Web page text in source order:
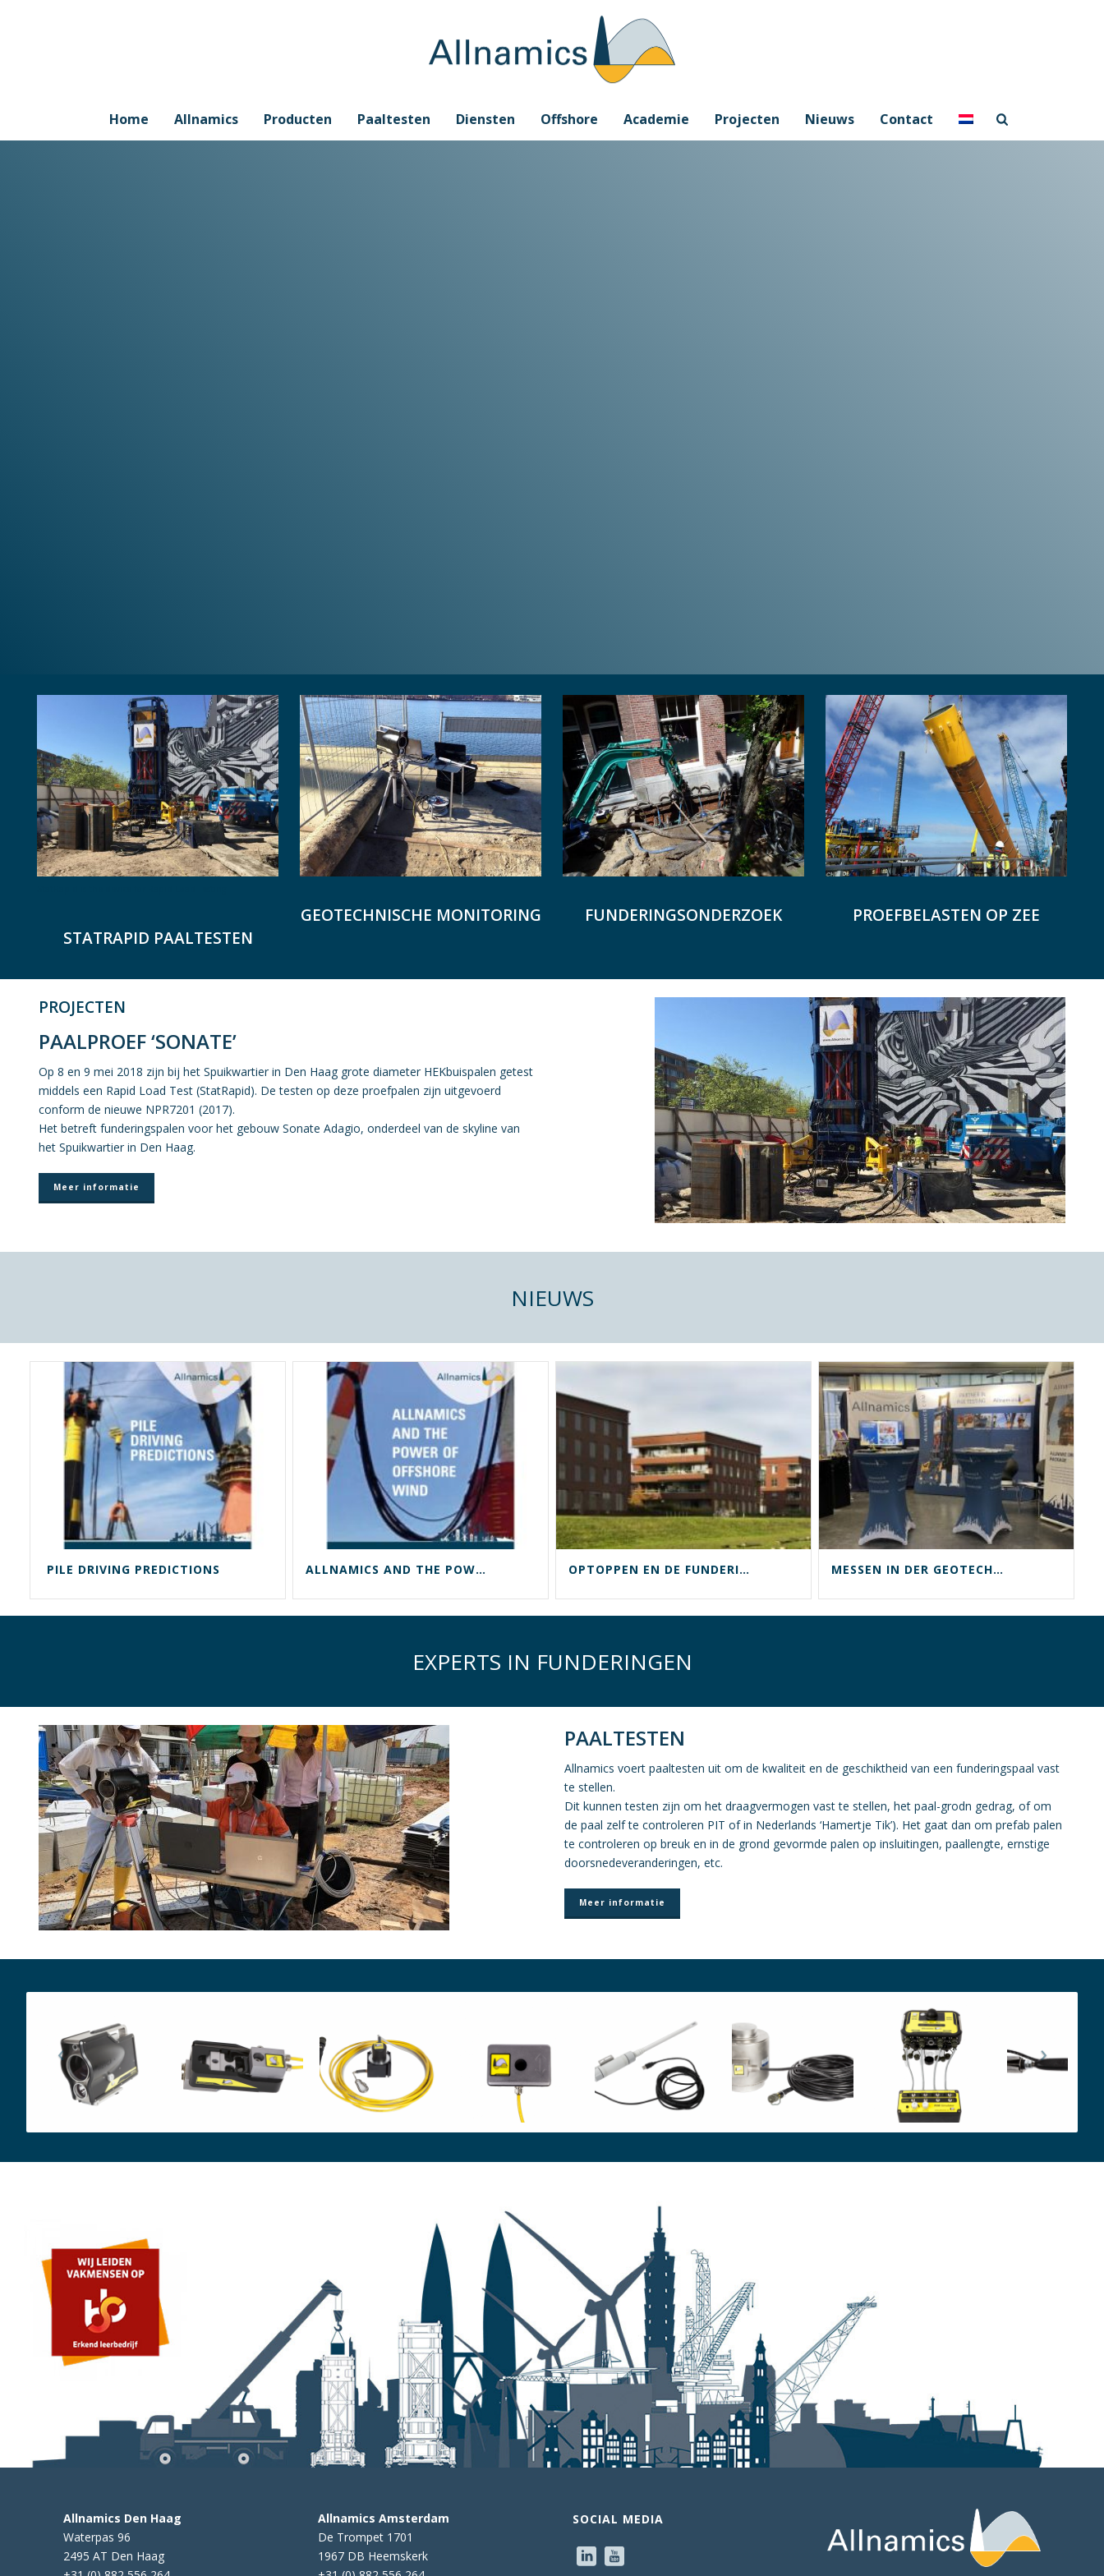
Home Allnamics Producten Paaltesten Diensten Offshore Academie Projecten Nieuws Contact
STATRAPID PAALTESTEN
GEOTECHNISCHE MONITORING FUNDERINGSONDERZOEK PROEFBELASTEN OP ZEE
PROJECTEN
PAALPROEF ‘SONATE’
Op 8 en 9 mei 2018 zijn bij het Spuikwartier in Den Haag grote diameter HEKbuispalen getest
middels een Rapid Load Test (StatRapid). De testen op deze proefpalen zijn uitgevoerd
conform de nieuwe NPR7201 (2017).
Het betreft funderingspalen voor het gebouw Sonate Adagio, onderdeel van de skyline van
het Spuikwartier in Den Haag.
Meer informatie
NIEUWS
PILE DRIVING PREDICTIONS ALLNAMICS AND THE POWER OF OFFSHORE WIND OPTOPPEN EN DE FUNDERING MESSEN IN DER GEOTECHNIK
EXPERTS IN FUNDERINGEN
PAALTESTEN
Allnamics voert paaltesten uit om de kwaliteit en de geschiktheid van een funderingspaal vast
te stellen.
Dit kunnen testen zijn om het draagvermogen vast te stellen, het paal-grodn gedrag, of om
de paal zelf te controleren PIT of in Nederlands ‘Hamertje Tik’). Het gaat dan om prefab palen
te controleren op breuk en in de grond gevormde palen op insluitingen, paallengte, ernstige
doorsnedeveranderingen, etc.
Meer informatie
Allnamics Den Haag
Waterpas 96
2495 AT Den Haag
Allnamics Amsterdam
De Trompet 1701
1967 DB Heemskerk
SOCIAL MEDIA